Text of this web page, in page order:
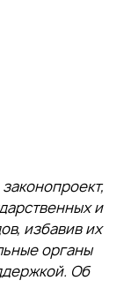
и
избавив их
органы
Об